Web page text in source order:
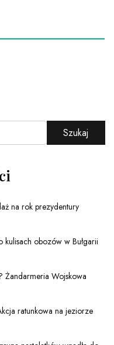
Szukaj
na rok prezydentury
kulisach obozów w Bułgarii
Żandarmeria Wojskowa
ratunkowa na jeziorze